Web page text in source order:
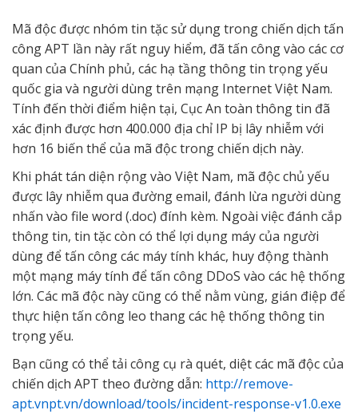
Mã độc được nhóm tin tặc sử dụng trong chiến dịch tấn
công APT lần này rất nguy hiểm, đã tấn công vào các cơ
quan của Chính phủ, các hạ tầng thông tin trọng yếu
quốc gia và người dùng trên mạng Internet Việt Nam.
Tính đến thời điểm hiện tại, Cục An toàn thông tin đã
xác định được hơn 400.000 địa chỉ IP bị lây nhiễm với
hơn 16 biến thể của mã độc trong chiến dịch này.
Khi phát tán diện rộng vào Việt Nam, mã độc chủ yếu
được lây nhiễm qua đường email, đánh lừa người dùng
nhấn vào file word (.doc) đính kèm. Ngoài việc đánh cắp
thông tin, tin tặc còn có thể lợi dụng máy của người
dùng để tấn công các máy tính khác, huy động thành
một mạng máy tính để tấn công DDoS vào các hệ thống
lớn. Các mã độc này cũng có thể nằm vùng, gián điệp để
thực hiện tấn công leo thang các hệ thống thông tin
trọng yếu.
Bạn cũng có thể tải công cụ rà quét, diệt các mã độc của
chiến dịch APT theo đường dẫn: http://remove-
apt.vnpt.vn/download/tools/incident-response-v1.0.exe